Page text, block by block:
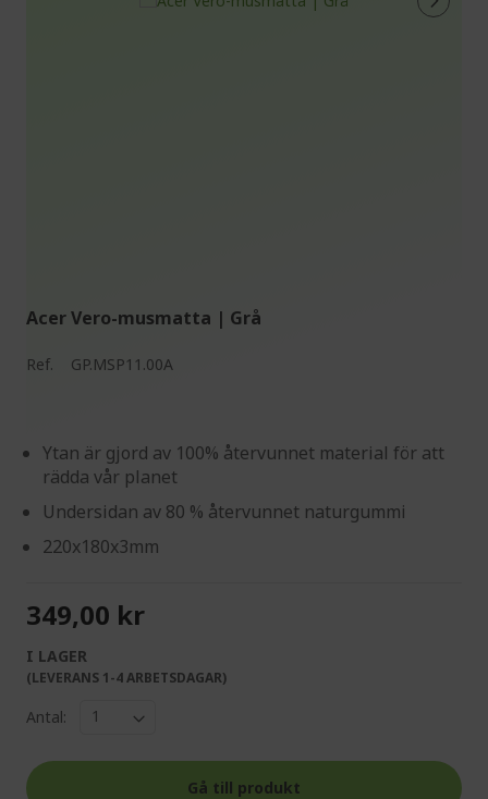
Acer Vero-musmatta | Grå
Ref. GP.MSP11.00A
Ytan är gjord av 100% återvunnet material för att
rädda vår planet
Undersidan av 80 % återvunnet naturgummi
220x180x3mm
349,00 kr
I LAGER
(LEVERANS 1-4 ARBETSDAGAR)
Antal:
Gå till produkt